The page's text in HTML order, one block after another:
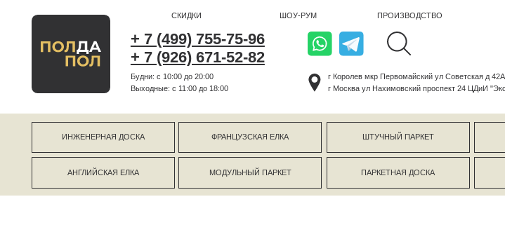
+ 7 (499) 755-75-96
+ 7 (926) 671-52-82
СКИДКИ ШОУ-РУМ ПРОИЗВОДСТВО
Будни: с 10:00 до 20:00
Выходные: c 11:00 до 18:00
г Москва ул Нахимовский проспект 24 ЦДиИ "Экспострой"
ИНЖЕНЕРНАЯ ДОСКА
АНГЛИЙСКАЯ ЕЛКА
ФРАНЦУЗСКАЯ ЕЛКА
ПАРКЕТНАЯ ДОСКА
МОДУЛЬНЫЙ ПАРКЕТ
ШТУЧНЫЙ ПАРКЕТ ЛАМИНАТ